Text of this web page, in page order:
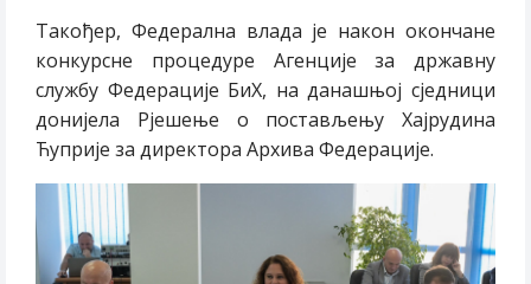
Такођер, Федерална влада је након окончане
конкурсне процедуре Агенције за државну
службу Федерације БиХ, на данашњој сједници
донијела Рјешење о постављењу Хајрудина
Ћуприје за директора Архива Федерације.